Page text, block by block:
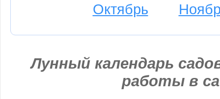
Октябрь
Лунный календарь
работы в